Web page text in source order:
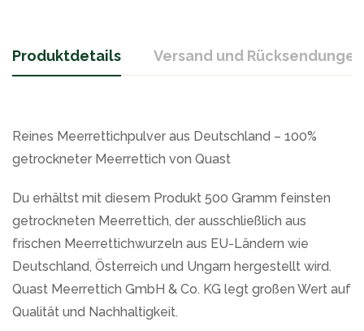
Produktdetails Versand und Rücksendungen
Reines Meerrettichpulver aus Deutschland – 100%
getrockneter Meerrettich von Quast
Du erhältst mit diesem Produkt 500 Gramm feinsten
getrockneten Meerrettich, der ausschließlich aus
frischen Meerrettichwurzeln aus EU-Ländern wie
Deutschland, Österreich und Ungarn hergestellt wird.
Quast Meerrettich GmbH & Co. KG legt großen Wert auf
Qualität und Nachhaltigkeit.